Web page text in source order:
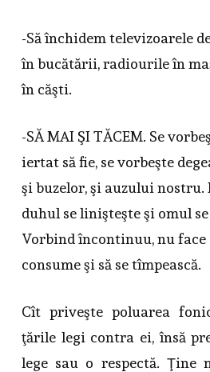
-Să închidem televizoarele
în bucătării, radiourile în
în căşti.
-SĂ MAI ŞI TĂCEM. Se
iertat să fie, se vorbeşte
şi buzelor, şi auzului nostru.
duhul se linişteşte şi omul
Vorbind încontinuu, nu face
consume şi să se tîmpească.
Cît priveşte poluarea
ţările legi contra ei, însă
lege sau o respectă. Ţine